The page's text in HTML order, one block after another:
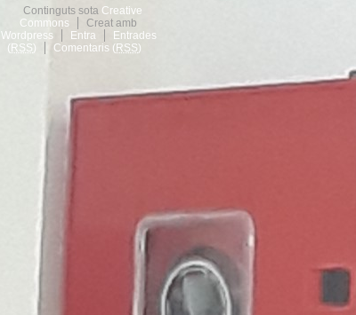
Continguts sota Creative
Commons
Creat amb
Wordpress
Entra
Entrades
(RSS) Comentaris (RSS)